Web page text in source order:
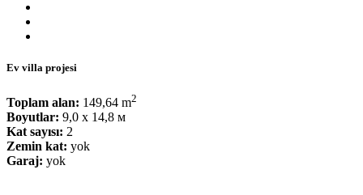
Ev villa projesi
Toplam alan: 149,64 m2
Boyutlar: 9,0 x 14,8 м
Kat sayısı: 2
Zemin kat: yok
Garaj: yok